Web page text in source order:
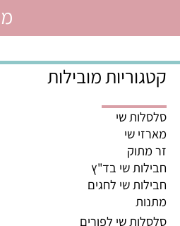
מובילות
שי
שי
שי בד"ץ
שי לחגים